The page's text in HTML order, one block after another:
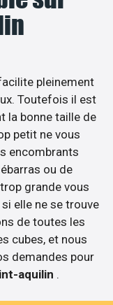
pleinement
Toutefois il est
la bonne taille de
petit ne vous
encombrants
ou de
grande vous
elle ne se trouve
de toutes les
cubes, et nous
demandes pour
aquilin .